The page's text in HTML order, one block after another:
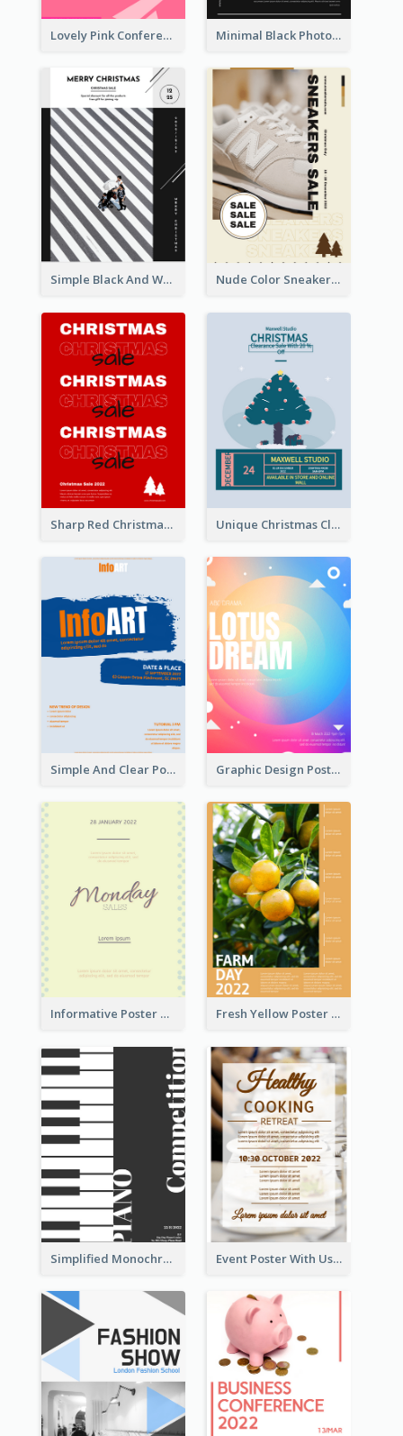
Lovely Pink Conference Promotional Poster Design Idea Minimal Black Photo Seasonal Sale Poster
Simple Black And White Photo Holiday Sale Poster Nude Color Sneakers Christmas Sale Poster
Sharp Red Christmas Sale Typography Poster Unique Christmas Clearance Discount Poster Design
Simple And Clear Poster Design For InfoART Graphic Design Poster In Rainbow Colours
Informative Poster Of Monday Sale In Bright Colour Tone Fresh Yellow Poster Of Farm Day
Simplified Monochrome Music Instruments Competition Event Poster With Using Of Different Kinds Of Typography